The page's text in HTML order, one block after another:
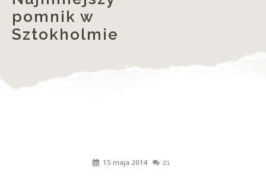
pomnik w
Sztokholmie
15 maja 2014 21